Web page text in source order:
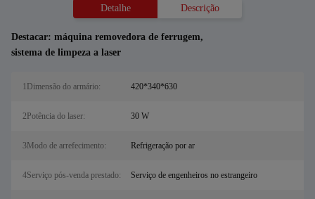
Detalhe Descrição
Destacar: máquina removedora de ferrugem,
sistema de limpeza a laser
1Dimensão do armário: 420*340*630
2Potência do laser: 30 W
3Modo de arrefecimento: Refrigeração por ar
4Serviço pós-venda prestado: Serviço de engenheiros no estrangeiro